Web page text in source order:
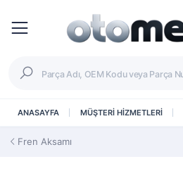
ANASAYFA MÜŞTERİ HİZMETLERİ
Fren Aksamı